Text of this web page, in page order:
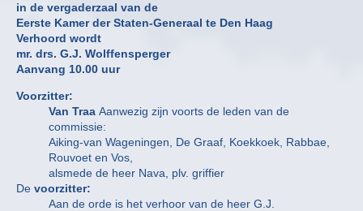
in de vergaderzaal van de
Eerste Kamer der Staten-Generaal te Den Haag
Verhoord wordt
mr. drs. G.J. Wolffensperger
Aanvang 10.00 uur
Voorzitter:
Van Traa Aanwezig zijn voorts de leden van de
commissie:
Aiking-van Wageningen, De Graaf, Koekkoek, Rabbae,
Rouvoet en Vos,
alsmede de heer Nava, plv. griffier
De voorzitter:
Aan de orde is het verhoor van de heer G.J.